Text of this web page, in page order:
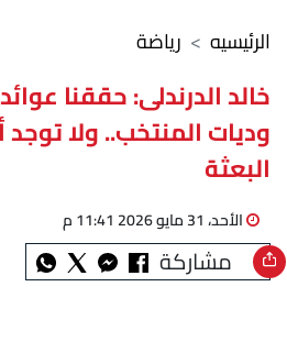
رياضة الرئيسيه
خالد الدرندلى: حققنا
وديات المنتخب.. ولا توجد
البعثة
الأحد، 31 مايو 2026 11:41 م
مشاركة